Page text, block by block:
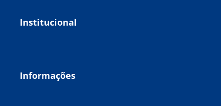
Institucional
Informações